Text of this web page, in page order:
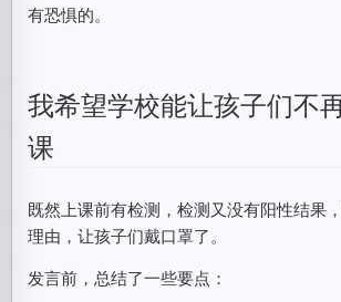
有恐惧的。
我希望学校能让孩子们不
课
既然上课前有检测，检测又没有阳性结果
理由，让孩子们戴口罩了。
发言前，总结了一些要点：